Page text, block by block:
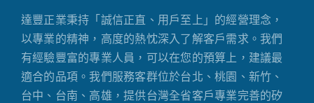
達豐正業秉持「誠信正直、用戶至上」的經營理念，
以專業的精神，高度的熱忱深入了解客戶需求。我們
有經驗豐富的專業人員，可以在您的預算上，建議最
適合的品項。我們服務客群位於台北、桃園、新竹、
台中、台南、高雄，提供台灣全省客戶專業完善的矽